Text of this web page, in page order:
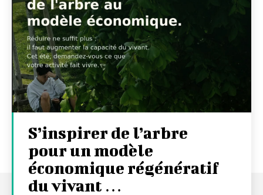
S’inspirer de l’arbre
pour un modèle
économique régénératif
du vivant …